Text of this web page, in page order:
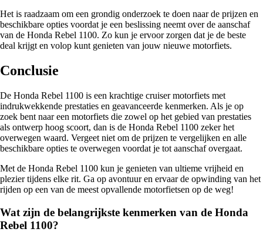
Het is raadzaam om een grondig onderzoek te doen naar de prijzen en
beschikbare opties voordat je een beslissing neemt over de aanschaf
van de Honda Rebel 1100. Zo kun je ervoor zorgen dat je de beste
deal krijgt en volop kunt genieten van jouw nieuwe motorfiets.
Conclusie
De Honda Rebel 1100 is een krachtige cruiser motorfiets met
indrukwekkende prestaties en geavanceerde kenmerken. Als je op
zoek bent naar een motorfiets die zowel op het gebied van prestaties
als ontwerp hoog scoort, dan is de Honda Rebel 1100 zeker het
overwegen waard. Vergeet niet om de prijzen te vergelijken en alle
beschikbare opties te overwegen voordat je tot aanschaf overgaat.
Met de Honda Rebel 1100 kun je genieten van ultieme vrijheid en
plezier tijdens elke rit. Ga op avontuur en ervaar de opwinding van het
rijden op een van de meest opvallende motorfietsen op de weg!
Wat zijn de belangrijkste kenmerken van de Honda
Rebel 1100?